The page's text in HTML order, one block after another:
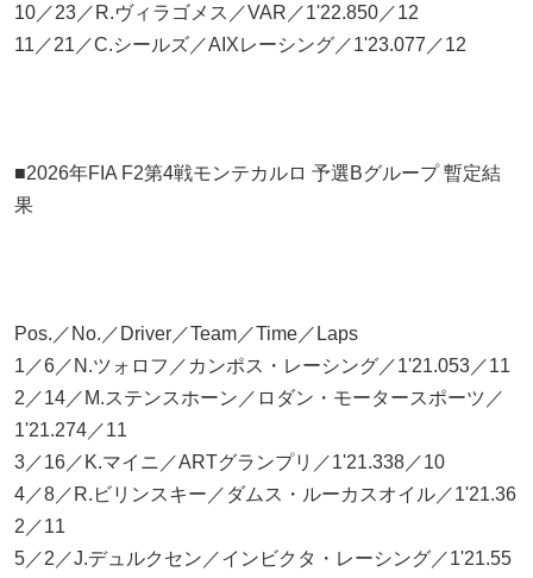
10／23／R.ヴィラゴメス／VAR／1'22.850／12
11／21／C.シールズ／AIXレーシング／1'23.077／12
■2026年FIA F2第4戦モンテカルロ 予選Bグループ 暫定結
果
Pos.／No.／Driver／Team／Time／Laps
1／6／N.ツォロフ／カンポス・レーシング／1'21.053／11
2／14／M.ステンスホーン／ロダン・モータースポーツ／
1'21.274／11
3／16／K.マイニ／ARTグランプリ／1'21.338／10
4／8／R.ビリンスキー／ダムス・ルーカスオイル／1'21.36
2／11
5／2／J.デュルクセン／インビクタ・レーシング／1'21.55